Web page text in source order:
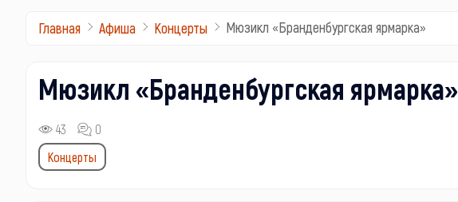
Главная Афиша Концерты Мюзикл «Бранденбургская ярмарка»
Мюзикл «Бранденбургская ярмарка»
43
0
Концерты